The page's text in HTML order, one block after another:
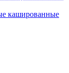
кашированные